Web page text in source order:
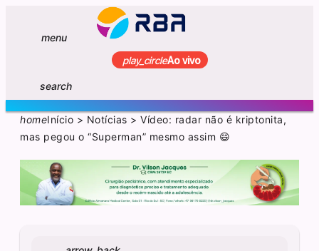
menu
play_circleAo vivo
search
homeInício > Notícias >Vídeo: radar não é kriptonita,
mas pegou o “Superman” mesmo assim 😄